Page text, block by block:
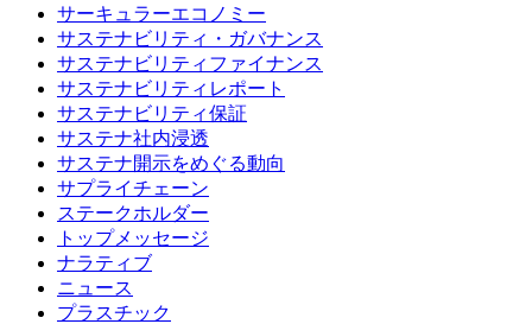
サーキュラーエコノミー
サステナビリティ・ガバナンス
サステナビリティファイナンス
サステナビリティレポート
サステナビリティ保証
サステナ社内浸透
サステナ開示をめぐる動向
サプライチェーン
ステークホルダー
トップメッセージ
ナラティブ
ニュース
プラスチック